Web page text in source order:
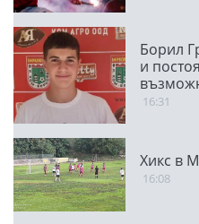
Борил
и
16:31
Хикс в
16:08